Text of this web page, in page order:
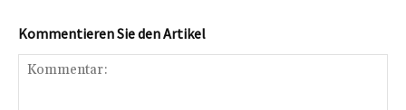
Kommentieren Sie den Artikel